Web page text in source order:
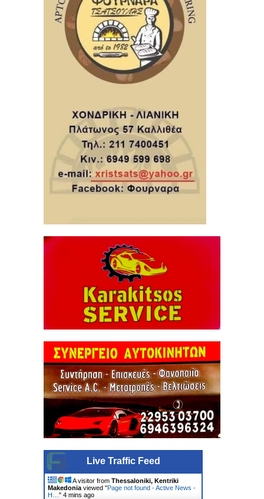
Live Traffic Feed
A visitor from Thessaloniki, Kentriki
Makedonia viewed "Page not found - Active News -
Η… " 4 mins ago